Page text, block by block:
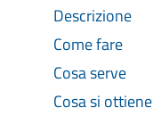
Descrizione
Come fare
Cosa serve
Cosa si ottiene